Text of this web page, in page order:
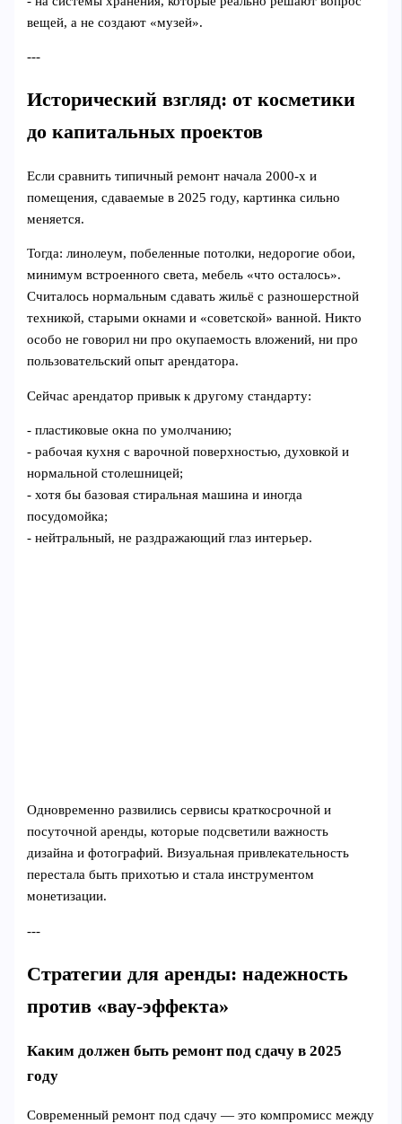
вещей, а не создают «музей».
---
Исторический взгляд: от косметики
до капитальных проектов
Если сравнить типичный ремонт начала 2000‑х и
помещения, сдаваемые в 2025 году, картинка сильно
меняется.
Тогда: линолеум, побеленные потолки, недорогие обои,
минимум встроенного света, мебель «что осталось».
Считалось нормальным сдавать жильё с разношерстной
техникой, старыми окнами и «советской» ванной. Никто
особо не говорил ни про окупаемость вложений, ни про
пользовательский опыт арендатора.
Сейчас арендатор привык к другому стандарту:
- пластиковые окна по умолчанию;
- рабочая кухня с варочной поверхностью, духовкой и
нормальной столешницей;
- хотя бы базовая стиральная машина и иногда
посудомойка;
- нейтральный, не раздражающий глаз интерьер.
Одновременно развились сервисы краткосрочной и
посуточной аренды, которые подсветили важность
дизайна и фотографий. Визуальная привлекательность
перестала быть прихотью и стала инструментом
монетизации.
---
Стратегии для аренды: надежность
против «вау‑эффекта»
Каким должен быть ремонт под сдачу в 2025
году
Современный ремонт под сдачу — это компромисс между